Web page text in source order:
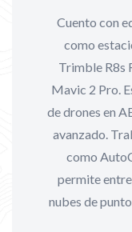
Cuento con
como
Trimble R8s
Mavic 2 Pro.
de drones en
avanzado.
como
permite
nubes de